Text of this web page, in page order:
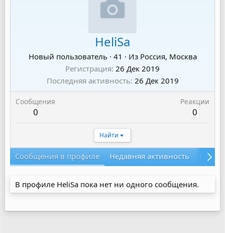
HeliSa
Новый пользователь · 41 · Из Россия, Москва
Регистрация 26 Дек 2019
Последняя активность 26 Дек 2019
Сообщения
0
Реакции
0
Найти
Сообщения в профиле Недавняя активность
В профиле HeliSa пока нет ни одного сообщения.